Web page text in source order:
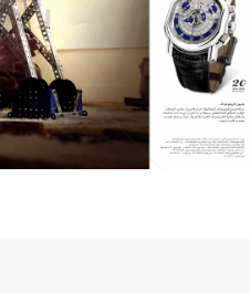
DANIEL ROTH 2009
Bild-ID: 61094